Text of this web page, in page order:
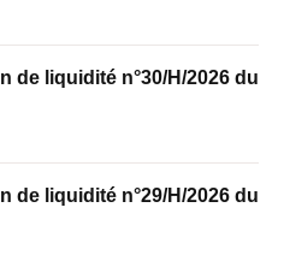
liquidité n°30/H/2026 du
liquidité n°29/H/2026 du